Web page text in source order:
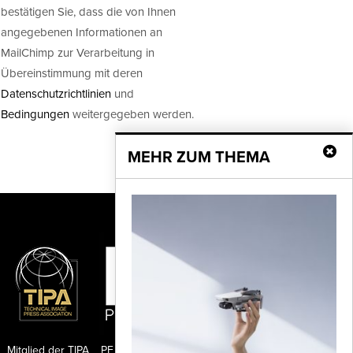
bestätigen Sie, dass die von Ihnen
angegebenen Informationen an
MailChimp zur Verarbeitung in
Übereinstimmung mit deren
Datenschutzrichtlinien und
Bedingungenweitergegeben werden.
MEHR ZUM THEMA
PF Publishing GmbH
Mitglied der TIPA